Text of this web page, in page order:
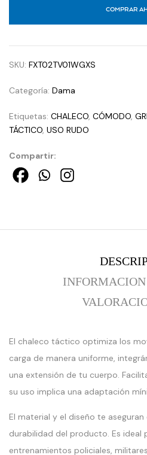
COMPRAR
SKU: FXT02TV01WGXS
Categoría: Dama
Etiquetas: CHALECO, CÓMODO,
TÁCTICO, USO RUDO
Compartir:
El chaleco táctico optimiza los
carga de manera uniforme,
una extensión de tu cuerpo.
su uso implica una adaptación
El material y el diseño te
durabilidad del producto. Es ideal
entrenamientos policiales,
Expected
parameter